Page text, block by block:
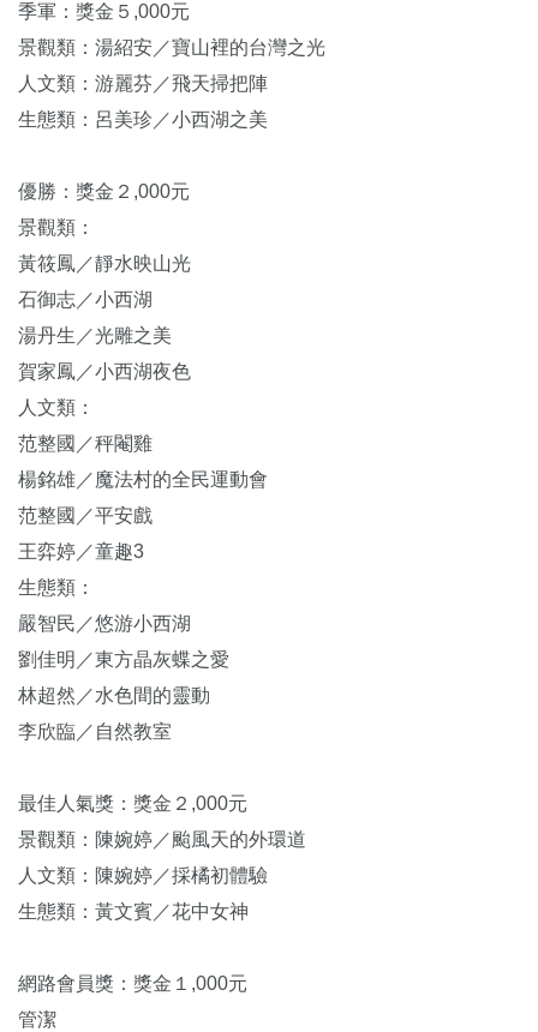
季軍：獎金５,000元
景觀類：湯紹安／寶山裡的台灣之光
人文類：游麗芬／飛天掃把陣
生態類：呂美珍／小西湖之美
優勝：獎金２,000元
景觀類：
黃筱鳳／靜水映山光
石御志／小西湖
湯丹生／光雕之美
賀家鳳／小西湖夜色
人文類：
范整國／秤閹雞
楊銘雄／魔法村的全民運動會
范整國／平安戲
王弈婷／童趣3
生態類：
嚴智民／悠游小西湖
劉佳明／東方晶灰蝶之愛
林超然／水色間的靈動
李欣臨／自然教室
最佳人氣獎：獎金２,000元
景觀類：陳婉婷／颱風天的外環道
人文類：陳婉婷／採橘初體驗
生態類：黃文賓／花中女神
網路會員獎：獎金１,000元
管潔